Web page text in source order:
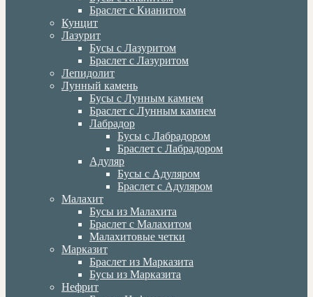
Браслет с Кианитом
Кунцит
Лазурит
Бусы с Лазуритом
Браслет с Лазуритом
Лепидолит
Лунный камень
Бусы с Лунным камнем
Браслет с Лунным камнем
Лабрадор
Бусы с Лабрадором
Браслет с Лабрадором
Адуляр
Бусы с Адуляром
Браслет с Адуляром
Малахит
Бусы из Малахита
Браслет с Малахитом
Малахитовые четки
Марказит
Браслет из Марказита
Бусы из Марказита
Нефрит